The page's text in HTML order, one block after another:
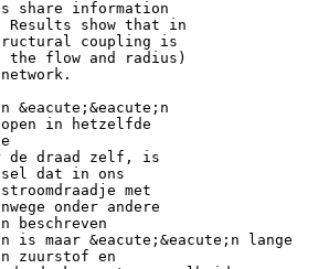
share information
show that in
coupling is
the flow and radius)
&eacute;&eacute;n
in hetzelfde
de draad zelf, is
dat in ons
met
onder andere
beschreven
maar &eacute;&eacute;n lange
zuurstof en